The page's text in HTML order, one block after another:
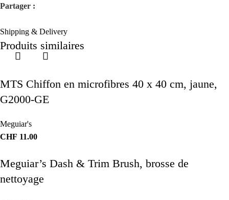
Partager :
Shipping & Delivery
Produits similaires
MTS Chiffon en microfibres 40 x 40 cm, jaune,
G2000-GE
Meguiar's
CHF 11.00
Meguiar’s Dash & Trim Brush, brosse de
nettoyage